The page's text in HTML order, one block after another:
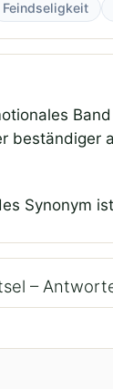
Feindseligkeit
beständiger
Synonym
–